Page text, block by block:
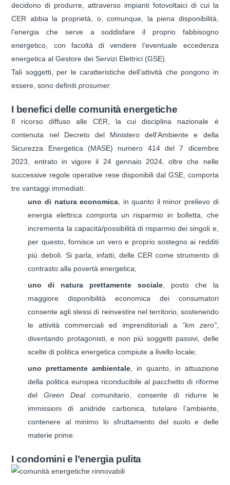
decidono di produrre, attraverso impianti fotovoltaici di cui la
CER abbia la proprietà, o, comunque, la piena disponibilità,
l’energia che serve a soddisfare il proprio fabbisogno
energetico, con facoltà di vendere l’eventuale eccedenza
energetica al Gestore dei Servizi Elettrici (GSE).
Tali soggetti, per le caratteristiche dell’attività che pongono in
essere, sono definitiprosumer.
I benefici delle comunità energetiche
Il ricorso diffuso alle CER, la cui disciplina nazionale è
contenuta nel Decreto del Ministero dell’Ambiente e della
Sicurezza Energetica (MASE) numero 414 del 7 dicembre
2023, entrato in vigore il 24 gennaio 2024, oltre che nelle
successive regole operative rese disponibili dal GSE, comporta
tre vantaggi immediati:
uno di natura economica , in quanto il minor prelievo di
energia elettrica comporta un risparmio in bolletta, che
incrementa la capacità/possibilità di risparmio dei singoli e,
per questo, fornisce un vero e proprio sostegno ai redditi
più deboli. Si parla, infatti, delle CER come strumento di
contrasto alla povertà energetica;
uno di natura prettamente sociale, posto che la
maggiore disponibilità economica dei consumatori
consente agli stessi di reinvestire nel territorio, sostenendo
le attività commerciali ed imprenditoriali a “km zero”,
diventando protagonisti, e non più soggetti passivi, delle
scelte di politica energetica compiute a livello locale;
uno prettamente ambientale , in quanto, in attuazione
della politica europea riconducibile al pacchetto di riforme
delGreen Dealcomunitario, consente di ridurre le
immissioni di anidride carbonica, tutelare l’ambiente,
contenere al minimo lo sfruttamento del suolo e delle
materie prime.
I condomini e l’energia pulita